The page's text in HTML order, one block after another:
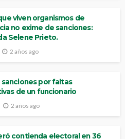
viven organismos de
no exime de sanciones:
Selene Prieto.
2 años ago
sanciones por faltas
de un funcionario
2 años ago
contienda electoral en 36